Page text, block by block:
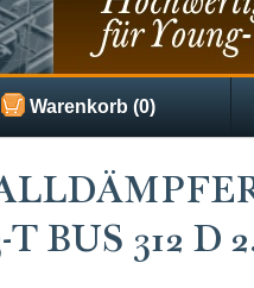
Warenkorb (0)
BUS 312 D